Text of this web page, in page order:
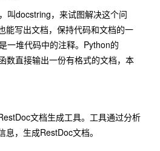
叫docstring，来试图解决这个问
能写出文档，保持代码和文档的一
一堆代码中的注释。Python的
数直接输出一份有格式的文档，本
文档生成工具。工具通过分析
，生成RestDoc文档。